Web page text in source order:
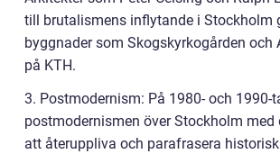
till brutalismens inflytande i Stockholm
byggnader som Skogskyrkogården och
på KTH.
3. Postmodernism: På 1980- och 1990-
postmodernismen över Stockholm med
att återuppliva och parafrasera